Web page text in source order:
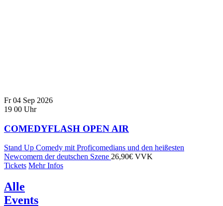
Fr 04 Sep 2026
19 00 Uhr
COMEDYFLASH OPEN AIR
Stand Up Comedy mit Proficomedians und den heißesten
Newcomern der deutschen Szene 26,90€ VVK
Tickets Mehr Infos
Alle
Events